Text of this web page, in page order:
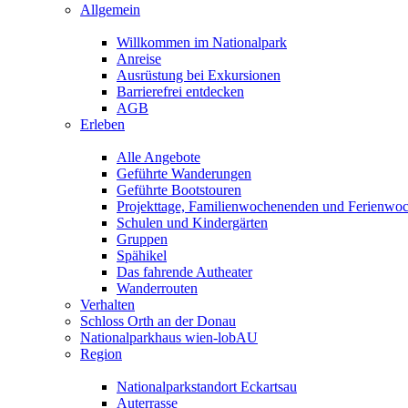
Allgemein
Willkommen im Nationalpark
Anreise
Ausrüstung bei Exkursionen
Barrierefrei entdecken
AGB
Erleben
Alle Angebote
Geführte Wanderungen
Geführte Bootstouren
Projekttage, Familienwochenenden und
Schulen und Kindergärten
Gruppen
Spähikel
Das fahrende Autheater
Wanderrouten
Verhalten
Schloss Orth an der Donau
Nationalparkhaus wien-lobAU
Region
Nationalparkstandort Eckartsau
Auterrasse